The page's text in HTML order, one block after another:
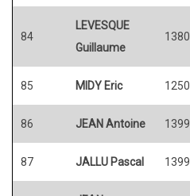
84
LEVESQUE
Guillaume
1380
85 MIDY Eric 1250
86 JEAN Antoine 1399
87 JALLU Pascal 1399